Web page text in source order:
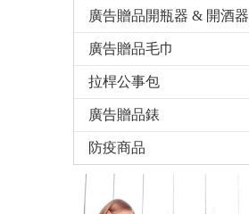
廣告贈品開瓶器 & 開酒器
廣告贈品毛巾
拉桿公事包
廣告贈品錶
防疫商品